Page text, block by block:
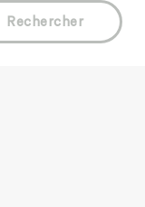
Rechercher